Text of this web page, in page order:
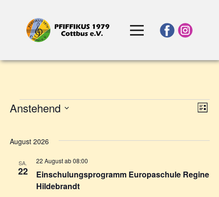
Veranstaltungen Liste
Anstehend
August 2026
SA.
22
Einschulungsprogramm Europaschule Regine
Hildebrandt
22 August ab 08:00